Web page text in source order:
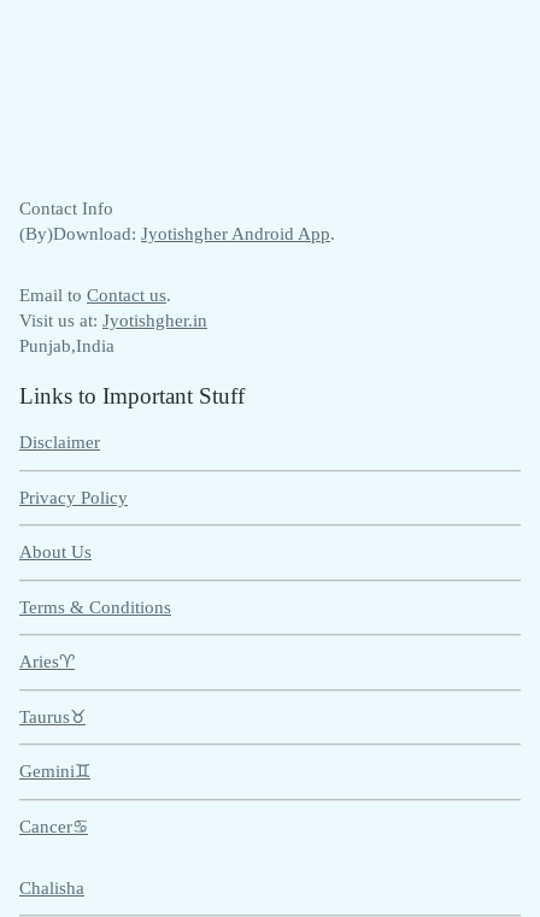
Links to Important Stuff
Disclaimer
Privacy Policy
About Us
Terms & Conditions
Aries♈
Taurus♉
Gemini♊
Cancer♋
Chalisha
Contact Info
(By)Download: Jyotishgher Android App.
Email to Contact us.
Visit us at: Jyotishgher.in
Punjab,India